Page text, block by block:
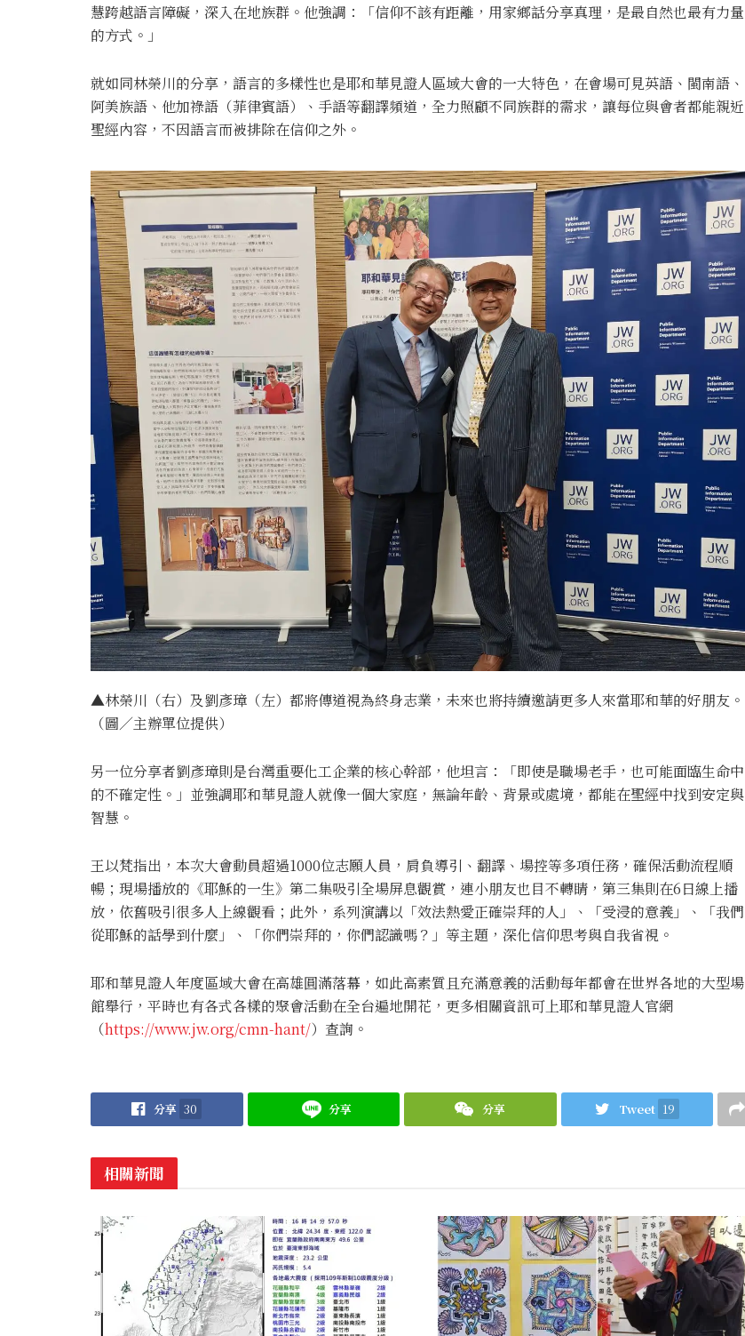
慧跨越語言障礙，深入在地族群。他強調：「信仰不該有距離，用家鄉話分享真理，是最自然也最有力量
的方式。」
就如同林榮川的分享，語言的多樣性也是耶和華見證人區域大會的一大特色，在會場可見英語、閩南語、
阿美族語、他加祿語（菲律賓語）、手語等翻譯頻道，全力照顧不同族群的需求，讓每位與會者都能親近
聖經內容，不因語言而被排除在信仰之外。
▲林榮川（右）及劉彥璋（左）都將傳道視為終身志業，未來也將持續邀請更多人來當耶和華的好朋友。
（圖／主辦單位提供）
另一位分享者劉彥璋則是台灣重要化工企業的核心幹部，他坦言：「即使是職場老手，也可能面臨生命中
的不確定性。」並強調耶和華見證人就像一個大家庭，無論年齡、背景或處境，都能在聖經中找到安定與
智慧。
王以梵指出，本次大會動員超過1000位志願人員，肩負導引、翻譯、場控等多項任務，確保活動流程順
暢；現場播放的《耶穌的一生》第二集吸引全場屏息觀賞，連小朋友也目不轉睛，第三集則在6日線上播
放，依舊吸引很多人上線觀看；此外，系列演講以「效法熱愛正確崇拜的人」、「受浸的意義」、「我們
從耶穌的話學到什麼」、「你們崇拜的，你們認識嗎？」等主題，深化信仰思考與自我省視。
耶和華見證人年度區域大會在高雄圓滿落幕，如此高素質且充滿意義的活動每年都會在世界各地的大型場
館舉行，平時也有各式各樣的聚會活動在全台遍地開花，更多相關資訊可上耶和華見證人官網
（https://www.jw.org/cmn-hant/）查詢。
分享 30 分享 分享 Tweet 19
相關新聞